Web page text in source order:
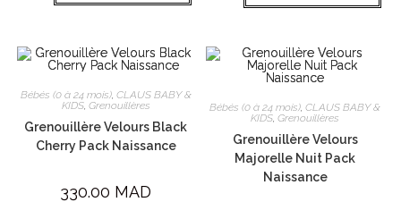
Bébés (0 à 24 mois), CLAUS BABY &
KIDS, Grenouillères
Grenouillère Velours Black
Cherry Pack Naissance
330.00 MAD
Bébés (0 à 24 mois) ,CLAUS BABY &
KIDS ,Grenouillères
Grenouillère Velours
Majorelle Nuit Pack
Naissance